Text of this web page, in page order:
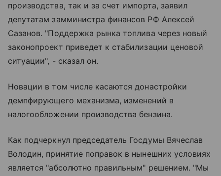
производства, так и за счет импорта, заявил
депутатам замминистра финансов РФ Алексей
Сазанов. "Поддержка рынка топлива через новый
законопроект приведет к стабилизации ценовой
ситуации", - сказал он.
Новации в том числе касаются донастройки
демпфирующего механизма, изменений в
налогообложении производства бензина.
Как подчеркнул председатель Госдумы Вячеслав
Володин, принятие поправок в нынешних условиях
является "абсолютно правильным" решением. "Мы